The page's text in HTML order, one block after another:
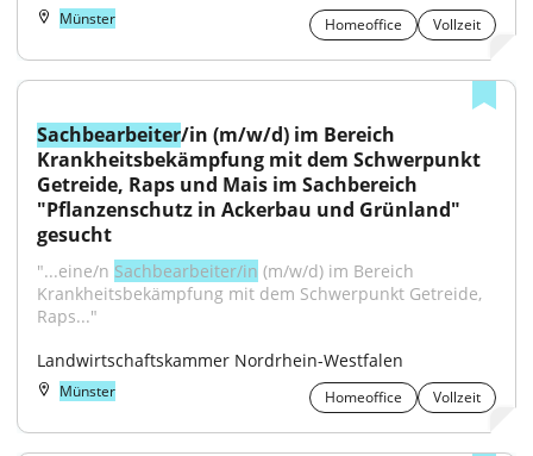
Münster Homeoffice Vollzeit
Sachbearbeiter/in (m/w/d) im Bereich
Krankheitsbekämpfung mit dem Schwerpunkt
Getreide, Raps und Mais im Sachbereich
"Pflanzenschutz in Ackerbau und Grünland"
gesucht
"...eine/n Sachbearbeiter/in (m/w/d) im Bereich
Krankheitsbekämpfung mit dem Schwerpunkt Getreide,
Raps..."
Landwirtschaftskammer Nordrhein-Westfalen
Münster Homeoffice Vollzeit